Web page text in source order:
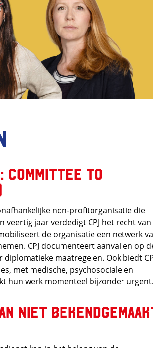
Committee to
non-profitorganisatie die
jaar verdedigt CPJ het recht van
de organisatie een netwerk
CPJ documenteert aanvallen op
maatregelen. Ook biedt
met medische, psychosociale en
hun werk momenteel bijzonder urgent.
niet